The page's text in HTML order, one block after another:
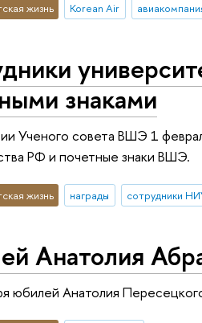
жизнь Korean Air
знаками
Ученого совета ВШЭ 1
РФ и почетные знаки ВШЭ.
жизнь награды сотрудники
Анатолия
юбилей Анатолия